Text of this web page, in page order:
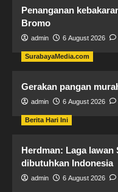
Penanganan
Bromo
admin 6 August 2026
SurabayaMedia.com
Gerakan pangan
admin 6 August 2026
Berita Hari Ini
Herdman: Laga
dibutuhkan Indonesia
admin 6 August 2026